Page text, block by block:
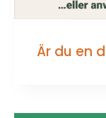
Är du en